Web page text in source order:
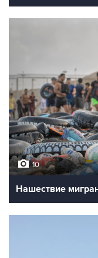
10
Нашествие